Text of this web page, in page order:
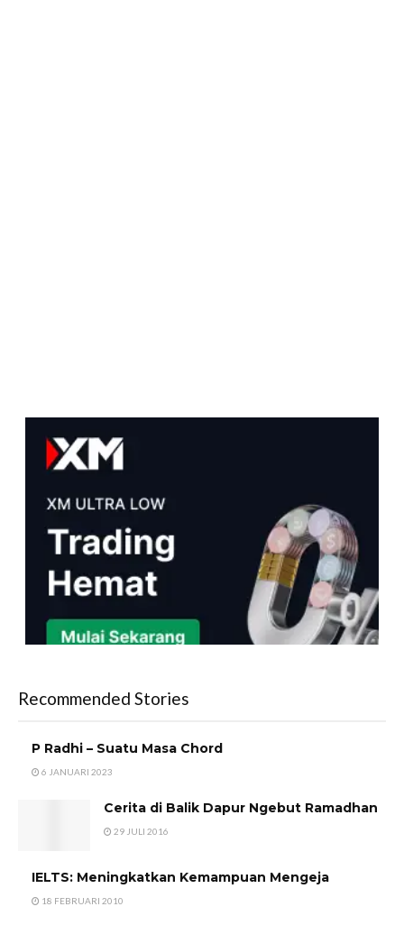
Recommended Stories
P Radhi – Suatu Masa Chord
6 JANUARI 2023
Cerita di Balik Dapur Ngebut Ramadhan
29 JULI 2016
IELTS: Meningkatkan Kemampuan Mengeja
18 FEBRUARI 2010